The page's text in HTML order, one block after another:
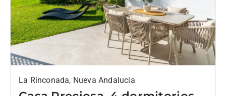
La Rinconada, Nueva Andalucia